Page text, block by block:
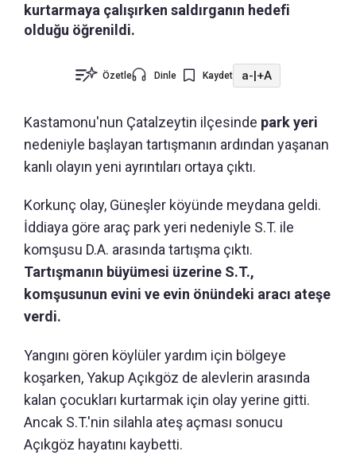
kurtarmaya çalışırken saldırganın hedefi
olduğu öğrenildi.
Özetle Dinle Kaydet a-|+A
Kastamonu'nun Çatalzeytin ilçesinde park yeri
nedeniyle başlayan tartışmanın ardından yaşanan
kanlı olayın yeni ayrıntıları ortaya çıktı.
Korkunç olay, Güneşler köyünde meydana geldi.
İddiaya göre araç park yeri nedeniyle S.T. ile
komşusu D.A. arasında tartışma çıktı.
Tartışmanın büyümesi üzerine S.T.,
komşusunun evini ve evin önündeki aracı ateşe
verdi.
Yangını gören köylüler yardım için bölgeye
koşarken, Yakup Açıkgöz de alevlerin arasında
kalan çocukları kurtarmak için olay yerine gitti.
Ancak S.T.'nin silahla ateş açması sonucu
Açıkgöz hayatını kaybetti.